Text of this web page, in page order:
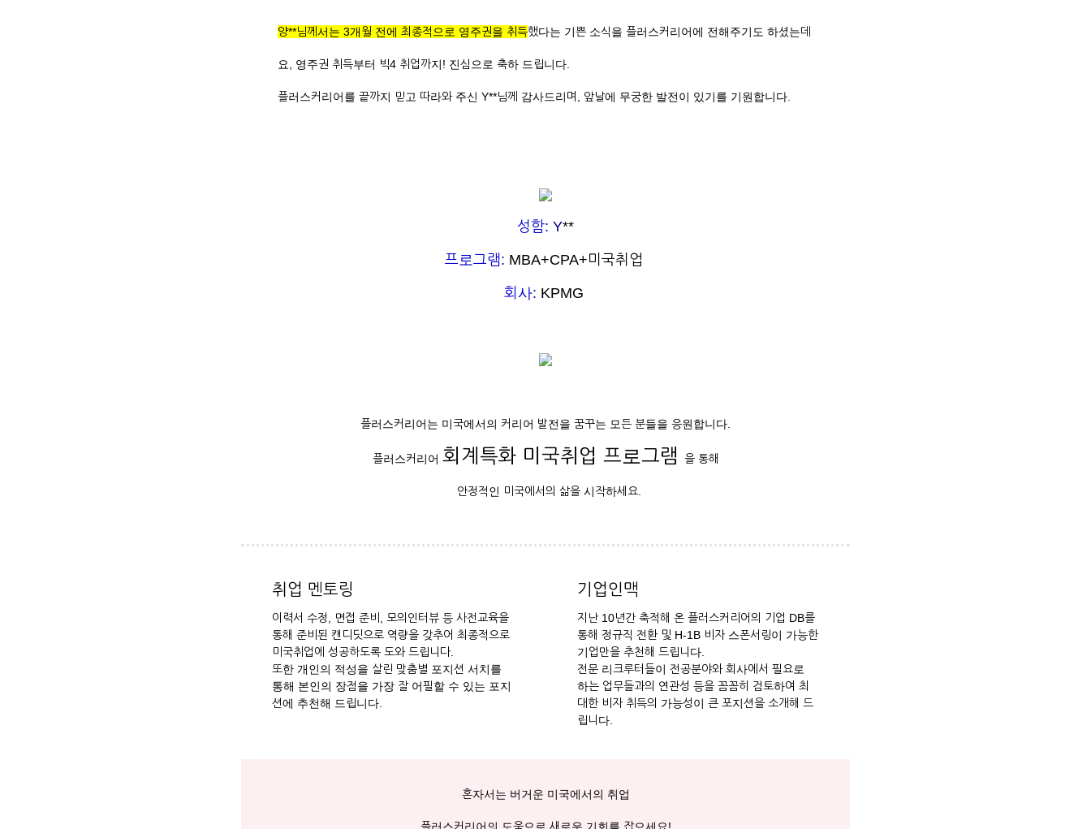
양**님께서는 3개월 전에 최종적으로 영주권을 취득했다는 기쁜 소식을 플러스커리어에 전해주기도 하셨는데
요, 영주권 취득부터 빅4 취업까지! 진심으로 축하 드립니다.
플러스커리어를 끝까지 믿고 따라와 주신 Y**님께 감사드리며, 앞날에 무궁한 발전이 있기를 기원합니다.
성함: Y**
프로그램: MBA+CPA+미국취업
회사: KPMG
플러스커리어는 미국에서의 커리어 발전을 꿈꾸는 모든 분들을 응원합니다.
플러스커리어 회계특화 미국취업 프로그램 을 통해
안정적인 미국에서의 삶을 시작하세요.
취업 멘토링
이력서 수정, 면접 준비, 모의인터뷰 등 사전교육을
통해 준비된 캔디딧으로 역량을 갖추어 최종적으로
미국취업에 성공하도록 도와 드립니다.
또한 개인의 적성을 살린 맞춤별 포지션 서치를
통해 본인의 장점을 가장 잘 어필할 수 있는 포지
션에 추천해 드립니다.
기업인맥
지난 10년간 축적해 온 플러스커리어의 기업 DB를
통해 정규직 전환 및 H-1B 비자 스폰서링이 가능한
기업만을 추천해 드립니다.
전문 리크루터들이 전공분야와 회사에서 필요로
하는 업무들과의 연관성 등을 꼼꼼히 검토하여 최
대한 비자 취득의 가능성이 큰 포지션을 소개해 드
립니다.
혼자서는 버거운 미국에서의 취업
플러스커리어의 도움으로 새로운 기회를 잡으세요!